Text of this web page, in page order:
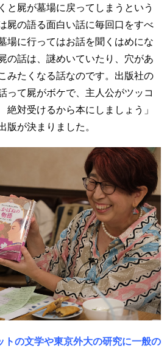
と屍が墓場に戻ってしまうという
屍の語る面白い話に毎回口をすべ
場に行ってはお話を聞くはめにな
の話は、謎めいていたり、穴があ
みたくなる話なのです。出版社の
って屍がボケで、主人公がツッコ
対受けるから本にしましょう」
が決まりました。
の文学や東京外大の研究に一般の